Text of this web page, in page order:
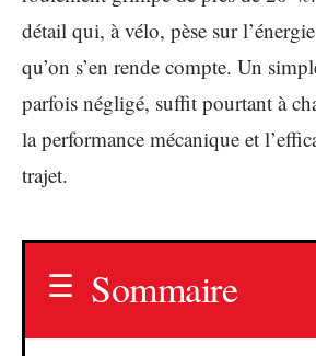
détail qui, à vélo, pèse sur
qu’on s’en rende compte. Un
parfois négligé, suffit pourtant à
la performance mécanique et
trajet.
Sommaire